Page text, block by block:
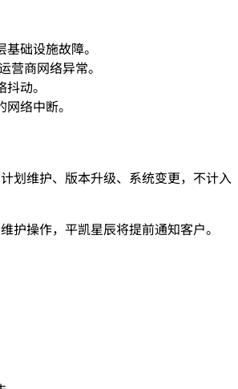
础设施故障。
营商网络异常。
动。
络中断。
划维护、版本升级、系统变更，不计入
护操作，平凯星辰将提前通知客户。